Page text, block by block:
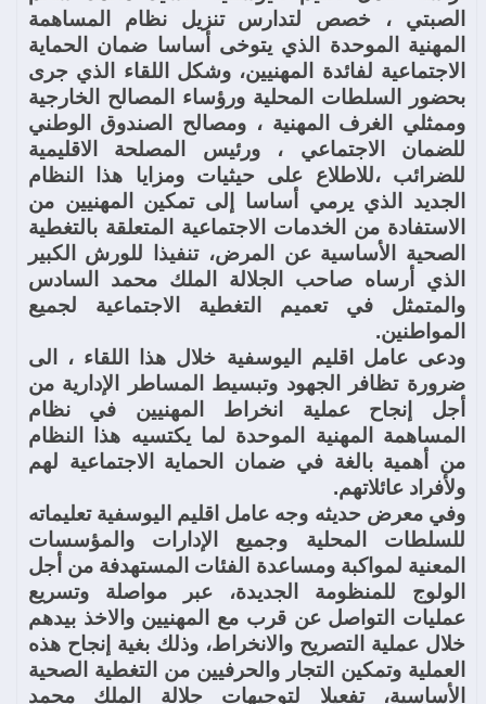
الصبتي ، خصص لتدارس تنزيل نظام المساهمة
المهنية الموحدة الذي يتوخى أساسا ضمان الحماية
الاجتماعية لفائدة المهنيين، وشكل اللقاء الذي جرى
بحضور السلطات المحلية ورؤساء المصالح الخارجية
وممثلي الغرف المهنية ، ومصالح الصندوق الوطني
للضمان الاجتماعي ، ورئيس المصلحة الاقليمية
للضرائب ،للاطلاع على حيثيات ومزايا هذا النظام
الجديد الذي يرمي أساسا إلى تمكين المهنيين من
الاستفادة من الخدمات الاجتماعية المتعلقة بالتغطية
الصحية الأساسية عن المرض، تنفيذا للورش الكبير
الذي أرساه صاحب الجلالة الملك محمد السادس
والمتمثل في تعميم التغطية الاجتماعية لجميع
المواطنين.
ودعى عامل اقليم اليوسفية خلال هذا اللقاء ، الى
ضرورة تظافر الجهود وتبسيط المساطر الإدارية من
أجل إنجاح عملية انخراط المهنيين في نظام
المساهمة المهنية الموحدة لما يكتسيه هذا النظام
من أهمية بالغة في ضمان الحماية الاجتماعية لهم
ولأفراد عائلاتهم.
وفي معرض حديثه وجه عامل اقليم اليوسفية تعليماته
للسلطات المحلية وجميع الإدارات والمؤسسات
المعنية لمواكبة ومساعدة الفئات المستهدفة من أجل
الولوج للمنظومة الجديدة، عبر مواصلة وتسريع
عمليات التواصل عن قرب مع المهنيين والاخذ بيدهم
خلال عملية التصريح والانخراط، وذلك بغية إنجاح هذه
العملية وتمكين التجار والحرفيين من التغطية الصحية
الأساسية، تفعيلا لتوجيهات جلالة الملك محمد